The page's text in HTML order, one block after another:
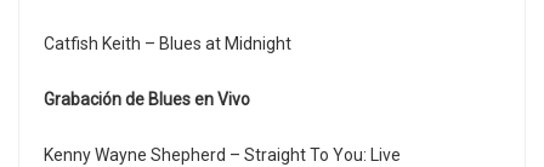
Catfish Keith – Blues at Midnight
Grabación de Blues en Vivo
Kenny Wayne Shepherd – Straight To You: Live